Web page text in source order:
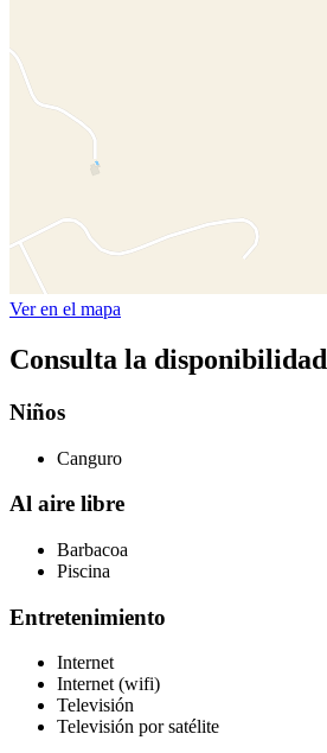
Ver en el mapa
Consulta la disponibilidad
Niños
Canguro
Al aire libre
Barbacoa
Piscina
Entretenimiento
Internet
Internet (wifi)
Televisión
Televisión por satélite